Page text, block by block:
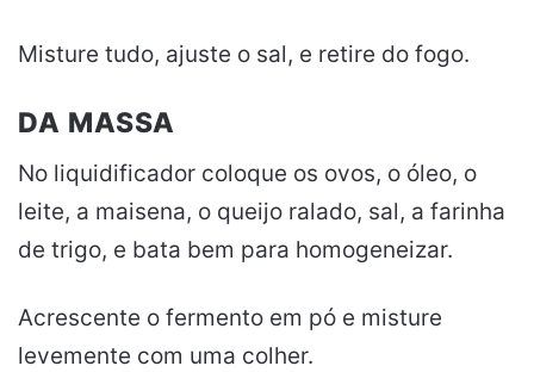
Misture tudo, ajuste o sal, e retire do fogo.
DA MASSA
No liquidificador coloque os ovos, o óleo, o
leite, a maisena, o queijo ralado, sal, a farinha
de trigo, e bata bem para homogeneizar.
Acrescente o fermento em pó e misture
levemente com uma colher.